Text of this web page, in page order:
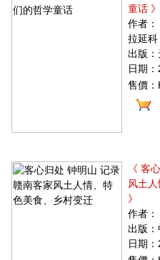
童话 》
作者
拉延科
出版：
日期
售價：
《 客
风土
》
作者：
出版：
日期